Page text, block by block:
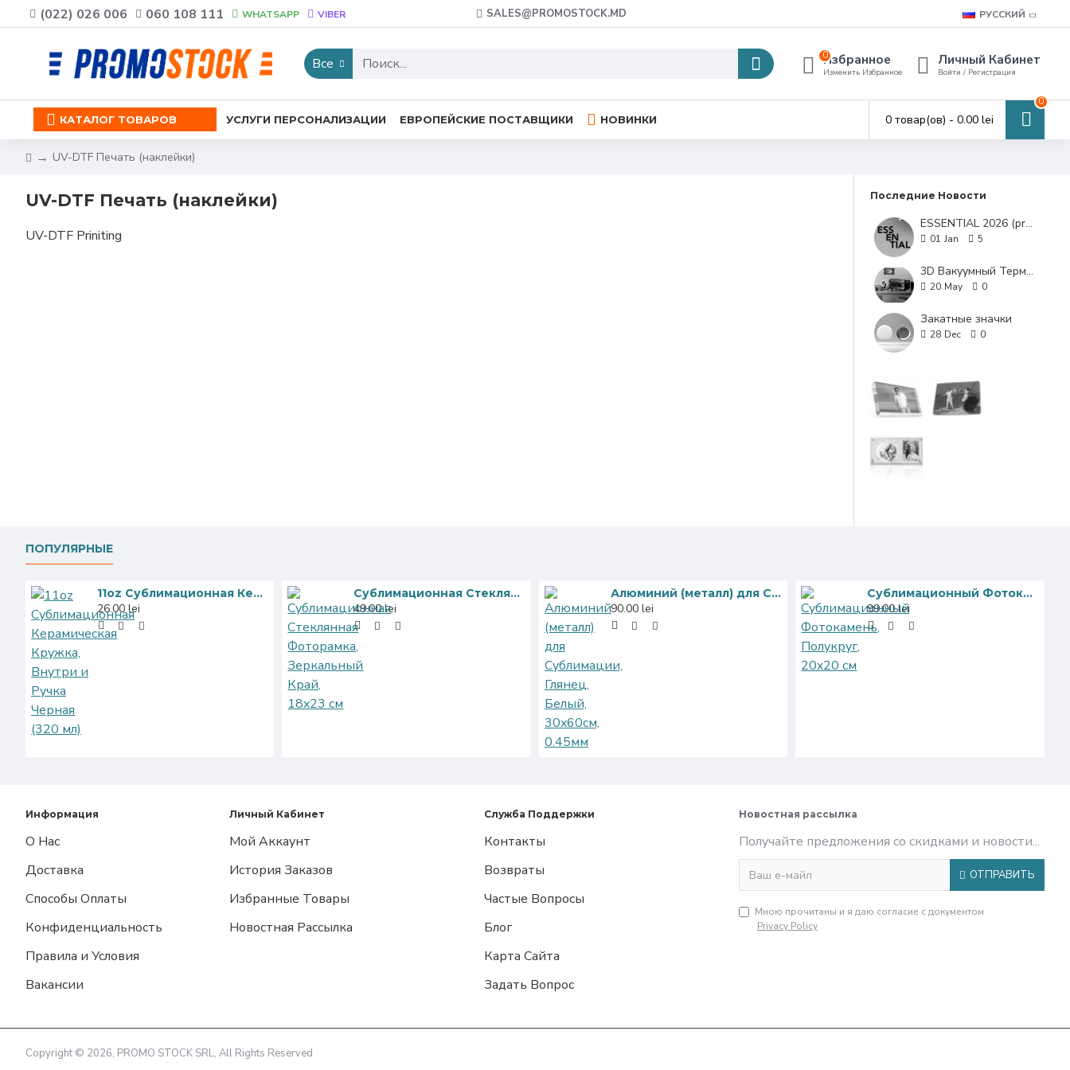
(022) 026 006 060 108 111 WHATSAPP VIBER SALES@PROMOSTOCK.MD РУССКИЙ
Все Избранное
Изменить Избранное
0 Личный Кабинет
Войти / Регистрация
КАТАЛОГ ТОВАРОВ УСЛУГИ ПЕРСОНАЛИЗАЦИИ ЕВРОПЕЙСКИЕ ПОСТАВЩИКИ НОВИНКИ 0 товар(ов) - 0.00 lei
0
UV-DTF Печать (наклейки)
UV-DTF Печать (наклейки)
UV-DTF Priniting
Последние Новости
ESSENTIAL 2026 (promo items)
01 Jan 5
3D Вакуумный Термопресс
20 May 0
Закатные значки
28 Dec 0
ПОПУЛЯРНЫЕ
11oz Сублимационная Керамическая Кружка, Внутри и Ручка Черная (320 мл)
26.00 lei
Сублимационная Стеклянная Фоторамка, Зеркальный Край, 18x23 см
49.00 lei
Алюминий (металл) для Сублимации, Глянец, Белый, 30x60cм, 0.45мм
90.00 lei
Сублимационный Фотокамень, Полукруг, 20x20 см
99.00 lei
Информация
О Нас
Доставка
Способы Оплаты
Конфиденциальность
Правила и Условия
Вакансии
Личный Кабинет
Мой Аккаунт
История Заказов
Избранные Товары
Новостная Рассылка
Служба Поддержки
Контакты
Возвраты
Частые Вопросы
Блог
Карта Сайта
Задать Вопрос
Новостная рассылка
Получайте предложения со скидками и новости...
ОТПРАВИТЬ
Мною прочитаны и я даю согласие с документом
Privacy Policy
Copyright © 2026, PROMO STOCK SRL, All Rights Reserved